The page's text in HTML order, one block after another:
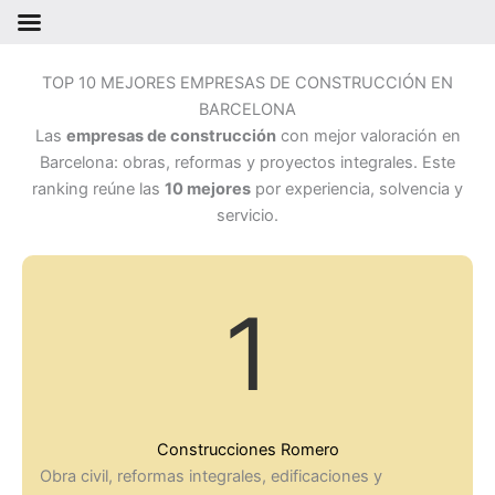
TOP 10 MEJORES EMPRESAS DE CONSTRUCCIÓN EN
BARCELONA
Las empresas de construccióncon mejor valoración en
Barcelona: obras, reformas y proyectos integrales. Este
ranking reúne las 10 mejores por experiencia, solvencia y
servicio.
1
Construcciones Romero
Obra civil, reformas integrales, edificaciones y